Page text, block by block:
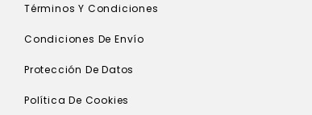
Términos Y Condiciones
Condiciones De Envío
Protección De Datos
Política De Cookies